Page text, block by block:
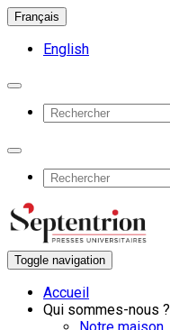
Français
English
Toggle navigation
Accueil
Qui sommes-nous ?